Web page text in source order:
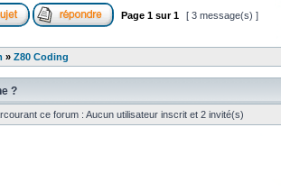
Page 1 sur1 [ 3 message(s) ]
» Z80 Coding
?
ce forum : Aucun utilisateur inscrit et 2 invité(s)